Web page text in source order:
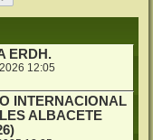
ERDH.
12:05
INTERNACIONAL
ALBACETE